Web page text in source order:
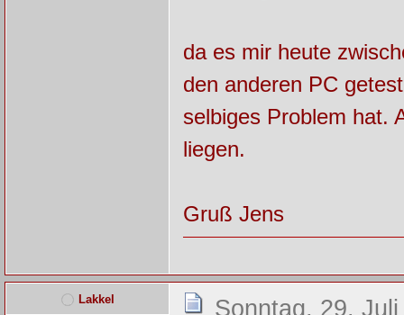
da es mir heute
den anderen PC
selbiges Problem hat.
liegen.
Gruß Jens
Lakkel Sonntag, 29.